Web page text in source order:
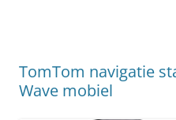
TomTom navigatie
Wave mobiel